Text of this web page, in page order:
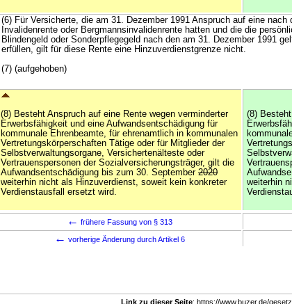
(6) Für Versicherte, die am 31. Dezember 1991 Anspruch auf eine
Invalidenrente oder Bergmannsinvalidenrente hatten und die die
Blindengeld oder Sonderpflegegeld nach den am 31. Dezember 1991
erfüllen, gilt für diese Rente eine Hinzuverdienstgrenze nicht.
(7) (aufgehoben)
(8) Besteht Anspruch auf eine Rente wegen verminderter
Erwerbsfähigkeit und eine Aufwandsentschädigung für
kommunale Ehrenbeamte, für ehrenamtlich in kommunalen
Vertretungskörperschaften Tätige oder für Mitglieder der
Selbstverwaltungsorgane, Versichertenälteste oder
Vertrauenspersonen der Sozialversicherungsträger, gilt die
Aufwandsentschädigung bis zum 30. September 2020
weiterhin nicht als Hinzuverdienst, soweit kein konkreter
Verdienstausfall ersetzt wird.
(8)
weiterhin
← frühere Fassung von § 313
← vorherige Änderung durch Artikel 6
Link zu dieser Seite: https://www.buzer.de/